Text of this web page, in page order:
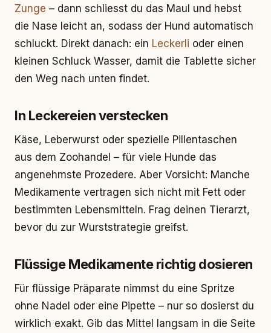
Zunge – dann schliesst du das Maul und hebst
die Nase leicht an, sodass der Hund automatisch
schluckt. Direkt danach: ein Leckerli oder einen
kleinen Schluck Wasser, damit die Tablette sicher
den Weg nach unten findet.
In Leckereien verstecken
Käse, Leberwurst oder spezielle Pillentaschen
aus dem Zoohandel – für viele Hunde das
angenehmste Prozedere. Aber Vorsicht: Manche
Medikamente vertragen sich nicht mit Fett oder
bestimmten Lebensmitteln. Frag deinen Tierarzt,
bevor du zur Wurststrategie greifst.
Flüssige Medikamente richtig dosieren
Für flüssige Präparate nimmst du eine Spritze
ohne Nadel oder eine Pipette – nur so dosierst du
wirklich exakt. Gib das Mittel langsam in die Seite